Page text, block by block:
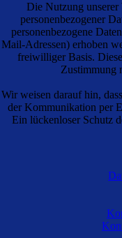
Die Nutzung unserer
personenbezogener
personenbezogene
Mail-Adressen) erhoben
freiwilliger Basis.
Zustimmung
Wir weisen darauf hin,
der Kommunikation per
Ein lückenloser Schutz
Die Internetseiten
richten auf Ihrem
Viren. Cookies dienen
effektiver und sicherer